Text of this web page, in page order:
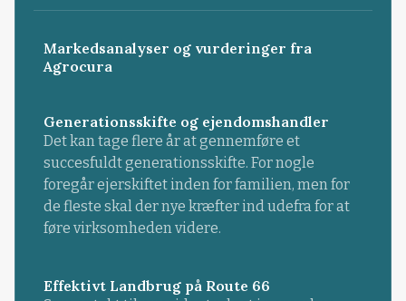
Markedsanalyser og vurderinger fra
Agrocura
Generationsskifte og ejendomshandler
Det kan tage flere år at gennemføre et
succesfuldt generationsskifte. For nogle
foregår ejerskiftet inden for familien, men for
de fleste skal der nye kræfter ind udefra for at
føre virksomheden videre.
Effektivt Landbrug på Route 66